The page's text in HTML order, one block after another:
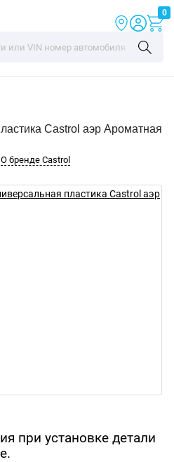
0
Castrol аэр Ароматная
О бренде Castrol
при установке детали